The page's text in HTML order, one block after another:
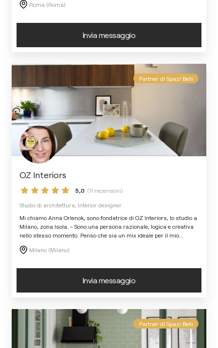
Roma (Roma)
Invia messaggio
Partner di Spazi Belli
OZ Interiors
5,0 (11 recensioni)
Studio di architettura, Interior designer
Mi chiamo Anna Orlenok, sono fondatrice di OZ Interiors, lo studio a
Milano, zona Isola. - Sono una persona razionale, logica e creativa
nello stesso momento. Penso che sia un mix ideale per il mio
Milano (Milano)
Invia messaggio
Partner di Spazi Belli